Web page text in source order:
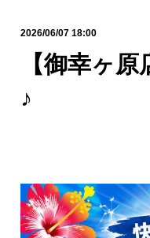
2026/06/07 18:00
【御幸ヶ
♪